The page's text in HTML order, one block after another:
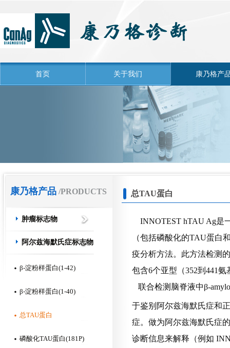
首页 关于我们 康乃格产
康乃格产品 /PRODUCTS
肿瘤标志物
阿尔兹海默氏症标志物
β-淀粉样蛋白(1-42)
β-淀粉样蛋白(1-40)
总TAU蛋白
磷酸化TAU蛋白(181P)
总TAU蛋白
INNOTEST hTAU Ag是
（包括磷酸化的TAU蛋白
疫分析方法。 此方法检测
包含6个亚型（352到441氨
联合检测脑脊液中β-
于鉴别阿尔兹海默氏症和
症。 做为阿尔兹海默氏症
诊断信息来解释（例如